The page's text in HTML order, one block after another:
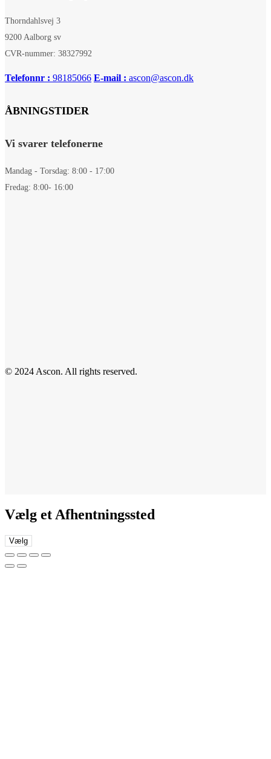
Thorndahlsvej 3
9200 Aalborg sv
CVR-nummer: 38327992
Telefonnr : 98185066 E-mail : ascon@ascon.dk
ÅBNINGSTIDER
Vi svarer telefonerne
Mandag - Torsdag: 8:00 - 17:00
Fredag: 8:00- 16:00
© 2024 Ascon. All rights reserved.
Vælg et Afhentningssted
Vælg